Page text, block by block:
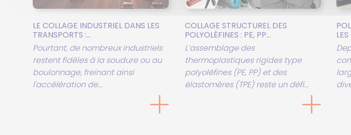
LE COLLAGE INDUSTRIEL DANS LES
TRANSPORTS :...
Pourtant, de nombreux industriels
restent fidèles à la soudure ou au
boulonnage, freinant ainsi
l'accélération de...
COLLAGE STRUCTUREL DES
POLYOLÉFINES : PE, PP...
L’assemblage des
thermoplastiques rigides type
polyoléfines (PE, PP) et des
élastomères (TPE) reste un défi...